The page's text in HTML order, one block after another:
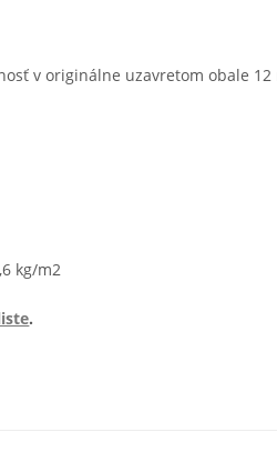
v originálne uzavretom obale
kg/m2
.